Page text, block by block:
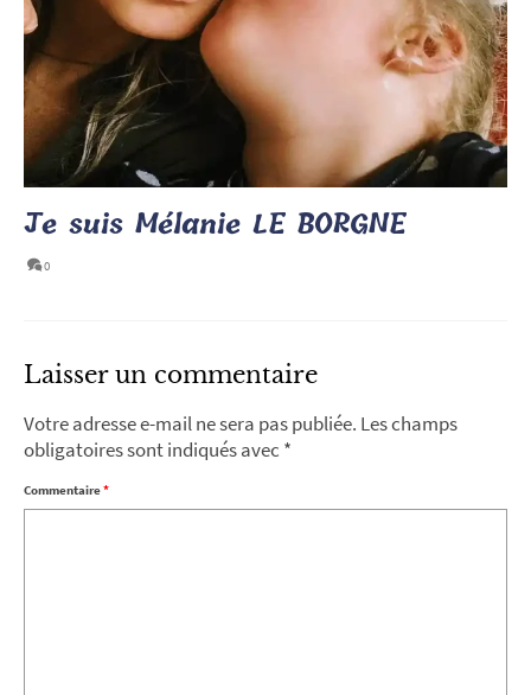
Je suis Mélanie LE BORGNE
0
Laisser un commentaire
Votre adresse e-mail ne sera pas publiée. Les champs
obligatoires sont indiqués avec *
Commentaire*